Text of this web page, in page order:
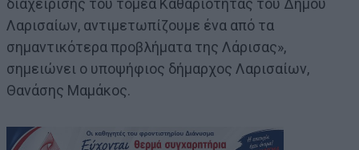
διαχείρισης του τομέα Καθαριότητας του Δήμου
Λαρισαίων, αντιμετωπίζουμε ένα από τα
σημαντικότερα προβλήματα της Λάρισας»,
σημειώνει ο υποψήφιος δήμαρχος Λαρισαίων,
Θανάσης Μαμάκος.